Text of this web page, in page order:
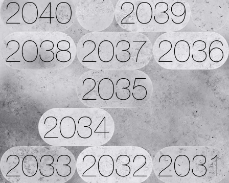
2040
2039
2038 2037 2036
2035
2034
2033 2032 2031